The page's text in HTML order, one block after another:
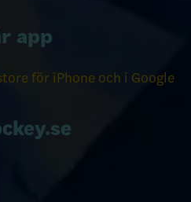
app
för iPhone och i Google